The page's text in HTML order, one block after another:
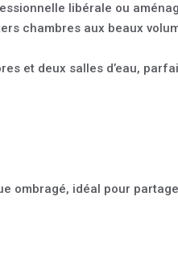
libérale ou
chambres aux beaux
et deux salles d’eau,
ombragé, idéal pour